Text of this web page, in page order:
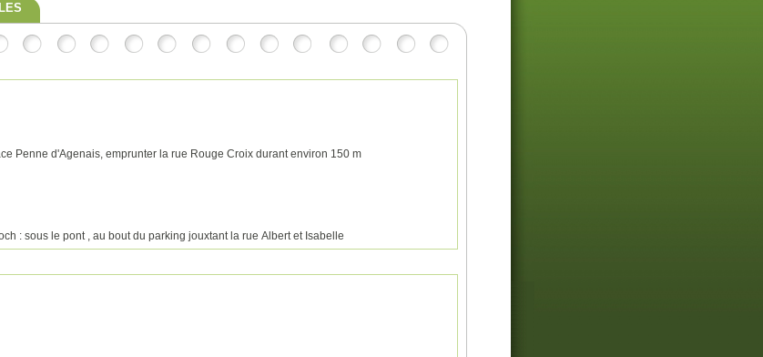
Penne d'Agenais, emprunter la rue Rouge Croix durant environ 150 m
: sous le pont , au bout du parking jouxtant la rue Albert et Isabelle